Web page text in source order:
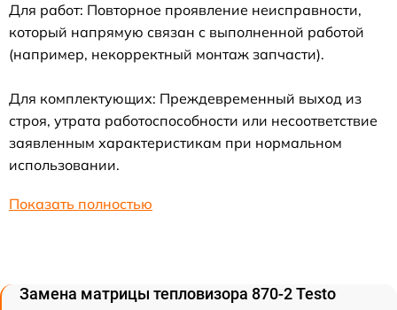
Для работ: Повторное проявление неисправности,
который напрямую связан с выполненной работой
(например, некорректный монтаж запчасти).
Для комплектующих: Преждевременный выход из
строя, утрата работоспособности или несоответствие
заявленным характеристикам при нормальном
использовании.
Показать полностью
Замена матрицы тепловизора 870-2 Testo